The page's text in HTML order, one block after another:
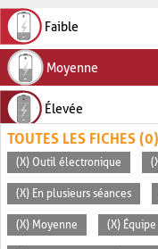
Faible
Moyenne
Élevée
TOUTES LES FICHES (0)
(X) Outil électronique
(X) En plusieurs séances
(X) Moyenne (X) Équipe